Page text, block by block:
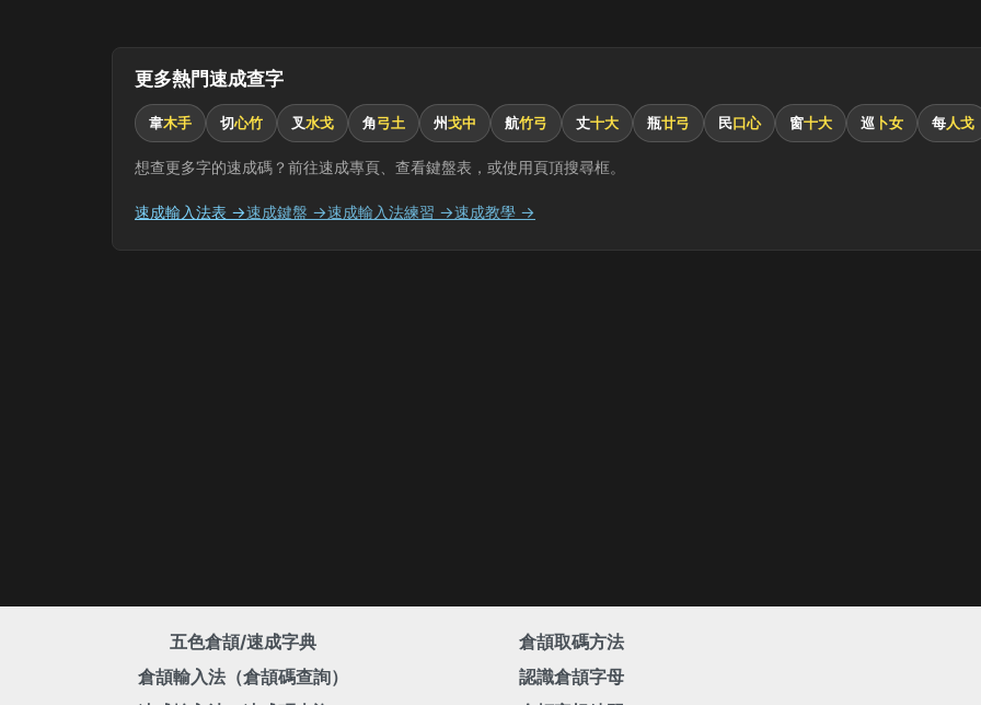
更多熱門速成查字
韋木手 切心竹 叉水戈 角弓土 州戈中 航竹弓 丈十大 瓶廿弓 民口心 窗十大 巡 卜女 每人戈
想查更多字的速成碼？前往速成專頁、查看鍵盤表，或使用頁頂搜尋框。
速成輸入法表 →速成鍵盤 →速成輸入法練習 →速成教學 →
五色倉頡/速成字典
倉頡輸入法（倉頡碼查詢）
倉頡取碼方法
認識倉頡字母